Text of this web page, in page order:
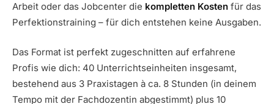
Arbeit oder das Jobcenter die kompletten Kosten für das
Perfektionstraining – für dich entstehen keine Ausgaben.
Das Format ist perfekt zugeschnitten auf erfahrene
Profis wie dich: 40 Unterrichtseinheiten insgesamt,
bestehend aus 3 Praxistagen à ca. 8 Stunden (in deinem
Tempo mit der Fachdozentin abgestimmt) plus 10